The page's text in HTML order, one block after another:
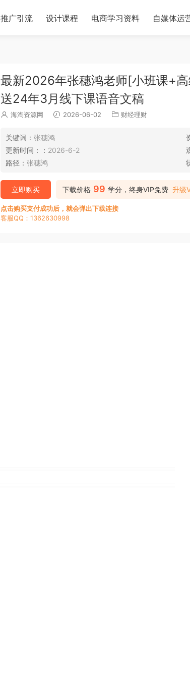
推广引流 设计课程 电商学习资料 自媒体运
最新2026年张穗鸿老师[小班课+
送24年3月线下课语音文稿
海淘资源网 2026-06-02 财经理财
关键词： 张穗鸿
更新时间：： 2026-6-2
路径： 张穗鸿
下载价格 99 学分，终身VIP免费 升级
立即购买
点击购买支付成功后，就会弹出下载连接
客服QQ：1362630998